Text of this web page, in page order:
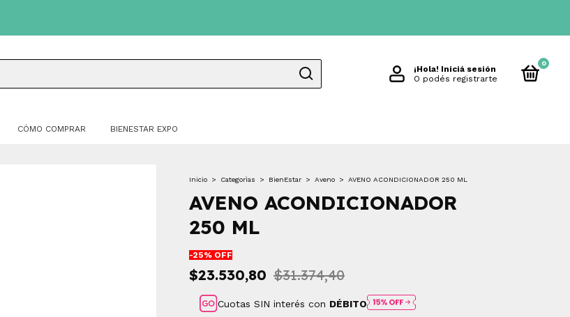
¡Hola! Iniciá sesión
O podés registrarte
0
CÓMO COMPRAR BIENESTAR EXPO
Inicio > Categorìas > BienEstar > Aveno > AVENO ACONDICIONADOR 250 ML
AVENO ACONDICIONADOR
250 ML
-25% OFF
$23.530,80 $31.374,40
Cuotas SIN interés con DÉBITO